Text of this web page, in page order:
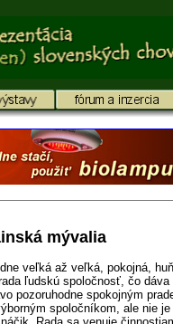
mývalia
veľká až veľká, pokojná,
ľudskú spoločnosť, čo dáva
pozoruhodne spokojným
spoločníkom, ale nie je